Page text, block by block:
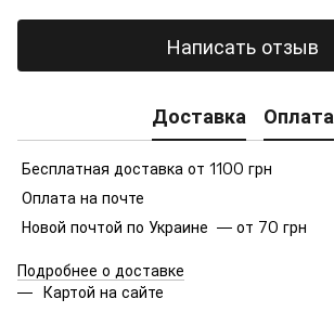
Написать отзыв
Доставка Оплата
Бесплатная доставка от 1100 грн
Оплата на почте
Новой почтой по Украине — от 70 грн
Подробнее о доставке
Картой на сайте